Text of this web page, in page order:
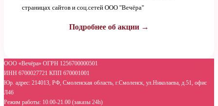
страницах сайтов и соц.сетей ООО "Вечёра"
Подробнее об акции →
ООО «Вечёра» ОГРН 1256700000501
ИНН 6700027721 КПП 670001001
Юр. адрес: 214013, РФ, Смоленская область, г.Смоленск, ул.Николаева, д.51, офис
Л46
Режим работы: 10.00-21.00 (заказы 24h)